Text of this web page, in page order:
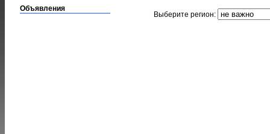
Объявления
Выберите регион: